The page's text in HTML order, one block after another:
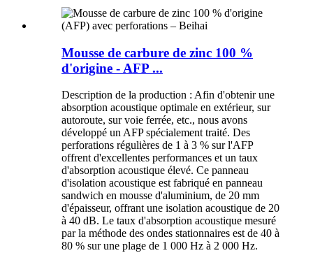
Mousse de carbure de zinc 100 %
d'origine - AFP ...
Description de la production : Afin d'obtenir une
absorption acoustique optimale en extérieur, sur
autoroute, sur voie ferrée, etc., nous avons
développé un AFP spécialement traité. Des
perforations régulières de 1 à 3 % sur l'AFP
offrent d'excellentes performances et un taux
d'absorption acoustique élevé. Ce panneau
d'isolation acoustique est fabriqué en panneau
sandwich en mousse d'aluminium, de 20 mm
d'épaisseur, offrant une isolation acoustique de 20
à 40 dB. Le taux d'absorption acoustique mesuré
par la méthode des ondes stationnaires est de 40 à
80 % sur une plage de 1 000 Hz à 2 000 Hz.